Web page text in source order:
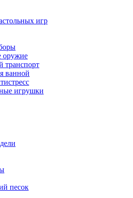
игр
оружие
транспорт
ванной
игрушки
песок